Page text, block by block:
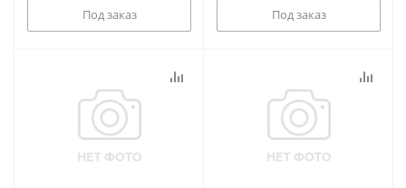
Под заказ Под заказ